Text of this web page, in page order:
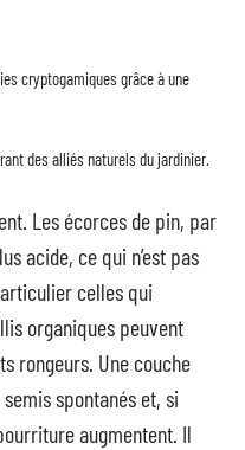
cryptogamiques grâce à une
des alliés naturels du jardinier.
Les écorces de pin, par
acide, ce qui n’est pas
celles qui
organiques peuvent
rongeurs. Une couche
spontanés et, si
augmentent. Il